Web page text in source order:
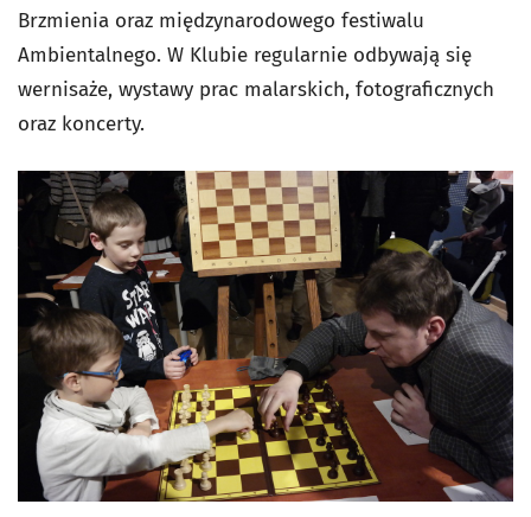
Brzmienia oraz międzynarodowego festiwalu
Ambientalnego. W Klubie regularnie odbywają się
wernisaże, wystawy prac malarskich, fotograficznych
oraz koncerty.